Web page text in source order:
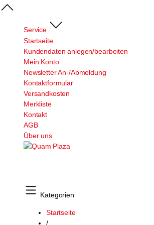
Service
Startseite
Kundendaten anlegen/bearbeiten
Mein Konto
Newsletter An-/Abmeldung
Kontaktformular
Versandkosten
Merkliste
Kontakt
AGB
Über uns
Kategorien
Startseite
/